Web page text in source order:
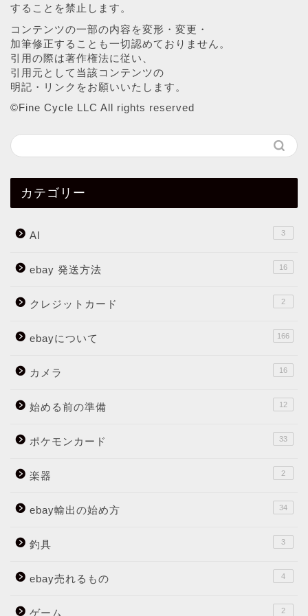
することを禁止します。
コンテンツの一部の内容を変形・変更・
加筆修正することも一切認めておりません。
引用の際は著作権法に従い、
引用元として当該コンテンツの
明記・リンクをお願いいたします。
©︎Fine Cycle LLC All rights reserved
カテゴリー
AI 3
ebay 発送方法 16
クレジットカード 2
ebayについて 166
カメラ 16
始める前の準備 12
ポケモンカード 33
楽器 2
ebay輸出の始め方 34
釣具 3
ebay売れるもの 4
ゲーム 2